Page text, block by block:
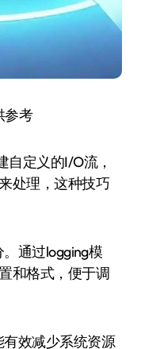
参考
自定义的I/O流，
处理，这种技巧
通过logging模
和格式，便于调
效减少系统资源